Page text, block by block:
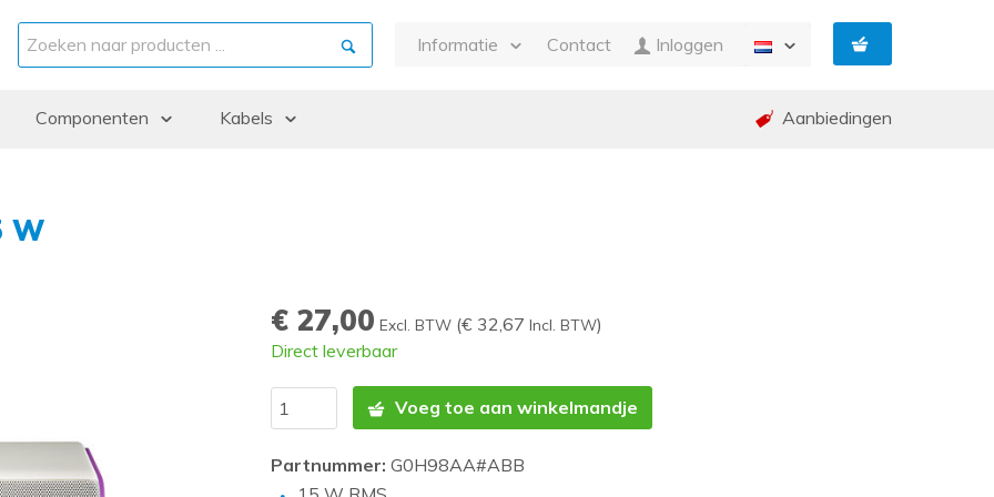
Informatie
Contact Inloggen
Componenten
Memory
Kabels Aanbiedingen
W
€ 27,00 Excl. BTW (€ 32,67 Incl. BTW)
Direct leverbaar
Voeg toe aan winkelmandje
Partnummer: G0H98AA#ABB